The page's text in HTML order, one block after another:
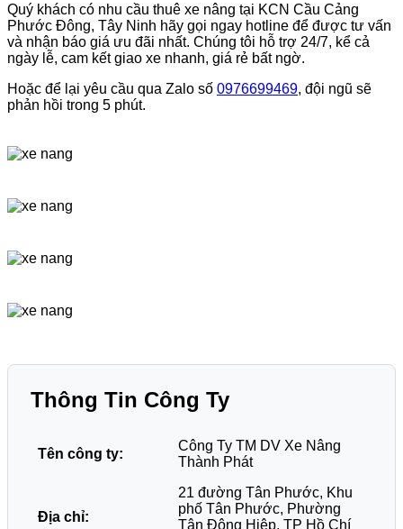
Quý khách có nhu cầu thuê xe nâng tại KCN Cầu Cảng
Phước Đông, Tây Ninh hãy gọi ngay hotline để được tư vấn
và nhận báo giá ưu đãi nhất. Chúng tôi hỗ trợ 24/7, kể cả
ngày lễ, cam kết giao xe nhanh, giá rẻ bất ngờ.
Hoặc để lại yêu cầu qua Zalo số 0976699469, đội ngũ sẽ
phản hồi trong 5 phút.
Thông Tin Công Ty
Tên công ty:
Công Ty TM DV Xe Nâng
Thành Phát
Địa chỉ:
21 đường Tân Phước, Khu
phố Tân Phước, Phường
Tân Đông Hiệp, TP Hồ Chí